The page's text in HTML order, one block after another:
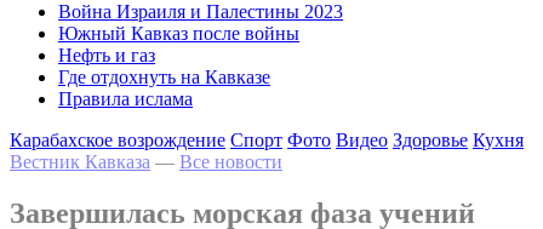
Война Израиля и Палестины 2023
Южный Кавказ после войны
Нефть и газ
Где отдохнуть на Кавказе
Правила ислама
Карабахское возрождение Спорт Фото Видео Здоровье Кухня
Вестник Кавказа — Все новости
Завершилась морская фаза учений